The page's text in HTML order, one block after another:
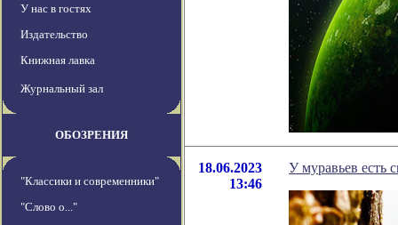
У нас в гостях
Издательство
Книжная лавка
Журнальный зал
ОБОЗРЕНИЯ
"Классики и современники"
"Слово о..."
18.06.2023
13:46
У муравьев есть